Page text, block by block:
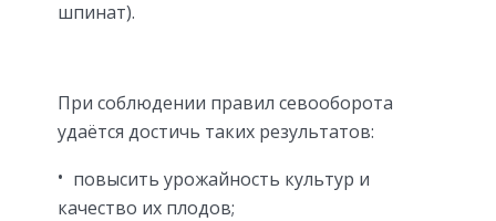
шпинат).
При соблюдении правил севооборота
удаётся достичь таких результатов:
повысить урожайность культур и
качество их плодов;